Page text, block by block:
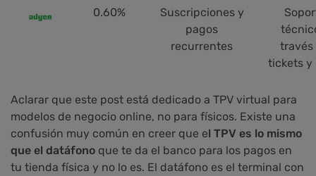
0.60%
Suscripciones y
pagos
recurrentes
través
tickets y
Aclarar que este post está dedicado a TPV virtual para
modelos de negocio online, no para físicos. Existe una
confusión muy común en creer que el TPV es lo mismo
que el datáfono que te da el banco para los pagos en
tu tienda física y no lo es. El datáfono es el terminal con